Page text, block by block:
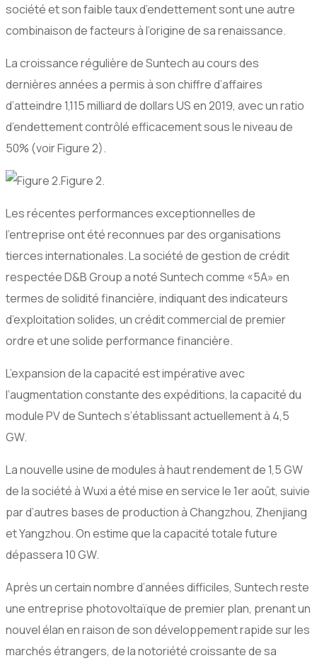
société et son faible taux d’endettement sont une autre
combinaison de facteurs à l’origine de sa renaissance.
La croissance régulière de Suntech au cours des
dernières années a permis à son chiffre d’affaires
d’atteindre 1,115 milliard de dollars US en 2019, avec un ratio
d’endettement contrôlé efficacement sous le niveau de
50% (voir Figure 2).
Figure 2.
Les récentes performances exceptionnelles de
l’entreprise ont été reconnues par des organisations
tierces internationales. La société de gestion de crédit
respectée D&B Group a noté Suntech comme «5A» en
termes de solidité financière, indiquant des indicateurs
d’exploitation solides, un crédit commercial de premier
ordre et une solide performance financière.
L’expansion de la capacité est impérative avec
l’augmentation constante des expéditions, la capacité du
module PV de Suntech s’établissant actuellement à 4,5
GW.
La nouvelle usine de modules à haut rendement de 1,5 GW
de la société à Wuxi a été mise en service le 1er août, suivie
par d’autres bases de production à Changzhou, Zhenjiang
et Yangzhou. On estime que la capacité totale future
dépassera 10 GW.
Après un certain nombre d’années difficiles, Suntech reste
une entreprise photovoltaïque de premier plan, prenant un
nouvel élan en raison de son développement rapide sur les
marchés étrangers, de la notoriété croissante de sa